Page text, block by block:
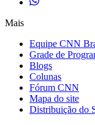
Mais
Equipe CNN
Grade de
Blogs
Colunas
Fórum CNN
Mapa do site
Distribuição do